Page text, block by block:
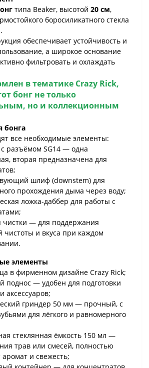
типа Beaker, высотой 20 см,
боросиликатного стекла
.
обеспечивает устойчивость и
а широкое основание
фильтровать и охлаждать
в тематике Crazy Rick,
бонг не только
но и коллекционным
бонга
все необходимые элементы:
разъёмом SG14 — одна
вторая предназначена для
шлиф (downstem) для
прохождения дыма через воду;
ложка-даббер для работы с
чистки — для поддержания
чистоты и вкуса при каждом
элементы
в фирменном дизайне Crazy Rick;
поднос — удобен для подготовки
аксессуаров;
гриндер 50 мм — прочный, с
для лёгкого и равномерного
стеклянная ёмкость 150 мл —
трав или смесей, полностью
аромат и свежесть;